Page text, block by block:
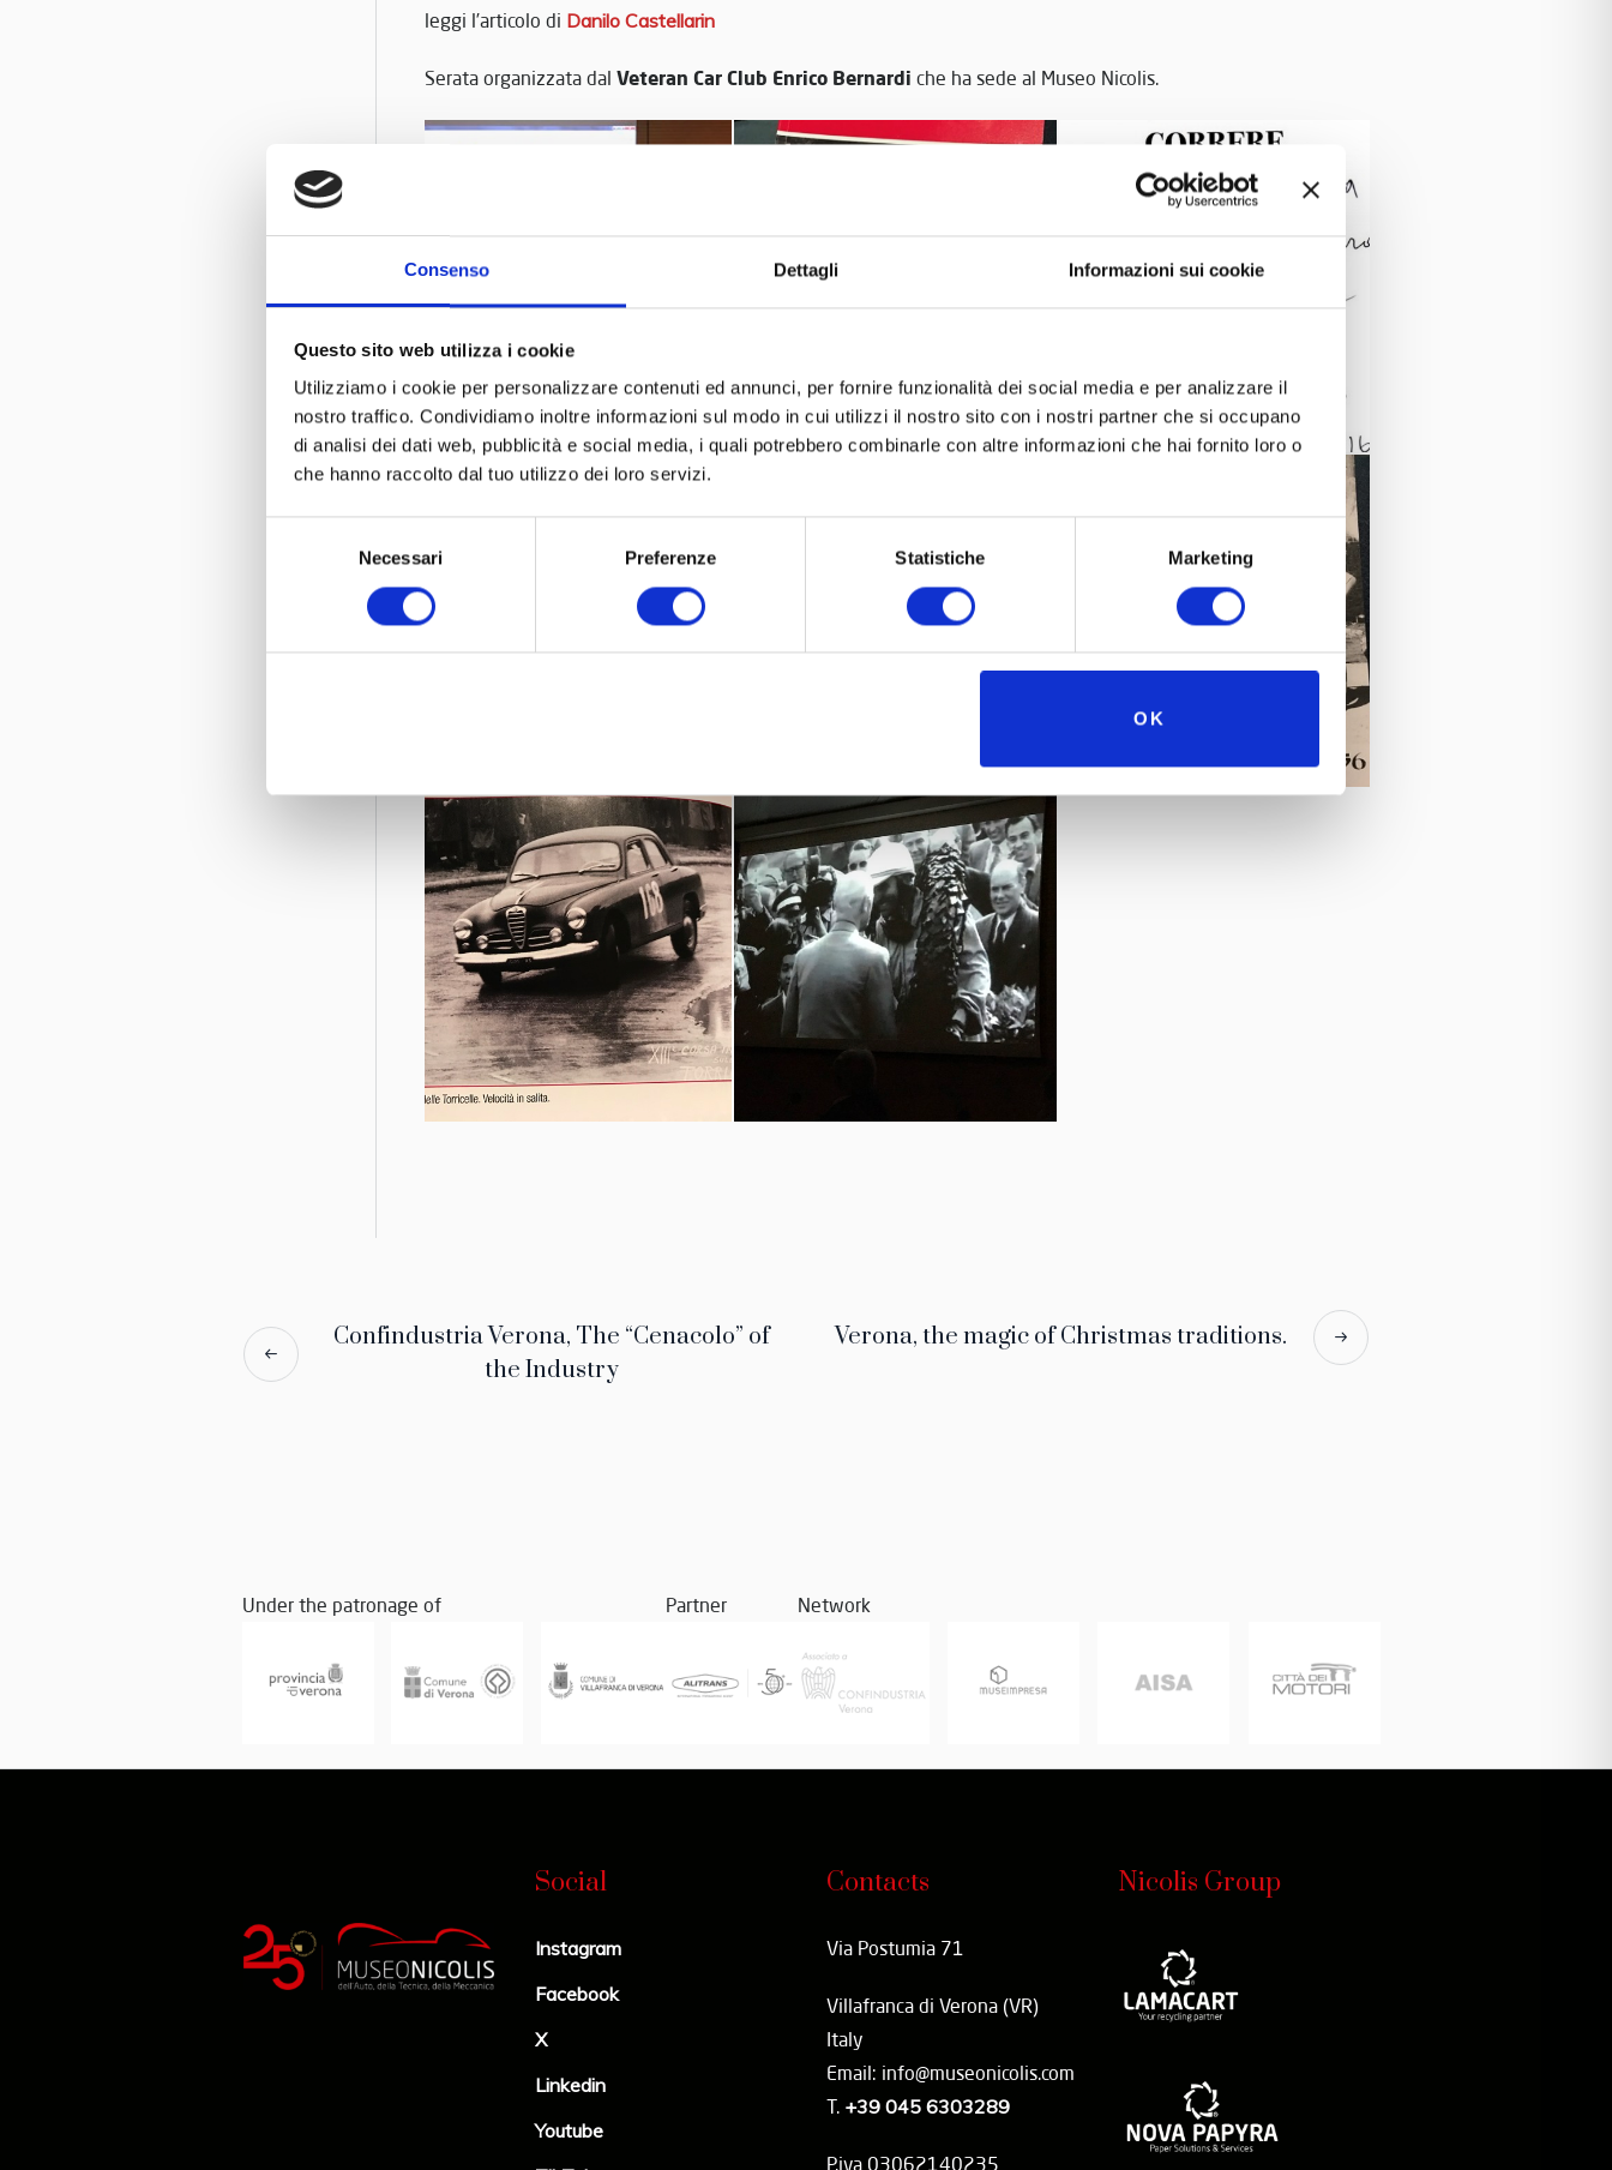
Consenso Dettagli Informazioni sui cookie
Questo sito web utilizza i cookie
Utilizziamo i cookie per personalizzare contenuti ed annunci, per fornire funzionalità dei social media e per analizzare il
nostro traffico. Condividiamo inoltre informazioni sul modo in cui utilizzi il nostro sito con i nostri partner che si occupano
di analisi dei dati web, pubblicità e social media, i quali potrebbero combinarle con altre informazioni che hai fornito loro o
che hanno raccolto dal tuo utilizzo dei loro servizi.
Necessari Preferenze Statistiche Marketing
OK
leggi l’articolo di Danilo Castellarin
Serata organizzata dal Veteran Car Club Enrico Bernardi che ha sede al Museo Nicolis.
Confindustria Verona, The “Cenacolo” of
the Industry
Verona, the magic of Christmas traditions.
Under the patronage of Partner Network
Social
Instagram
Facebook
X
Linkedin
Youtube
Contacts
Via Postumia 71
Villafranca di Verona (VR)
Italy
Email: info@museonicolis.com
T. +39 045 6303289
P.iva 03062140235
Nicolis Group